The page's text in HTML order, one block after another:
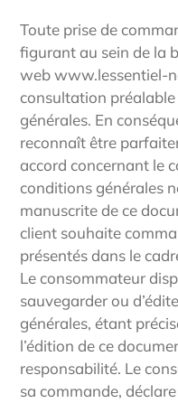
Toute prise de
figurant au sein de la
webwww.lessentiel-
consultation
générales. En
reconnaît être
accord concernant le
conditions générales
manuscrite de ce
client souhaite
présentés dans le
Le consommateur
sauvegarder ou
générales, étant
l’édition de ce
responsabilité. Le
sa commande,